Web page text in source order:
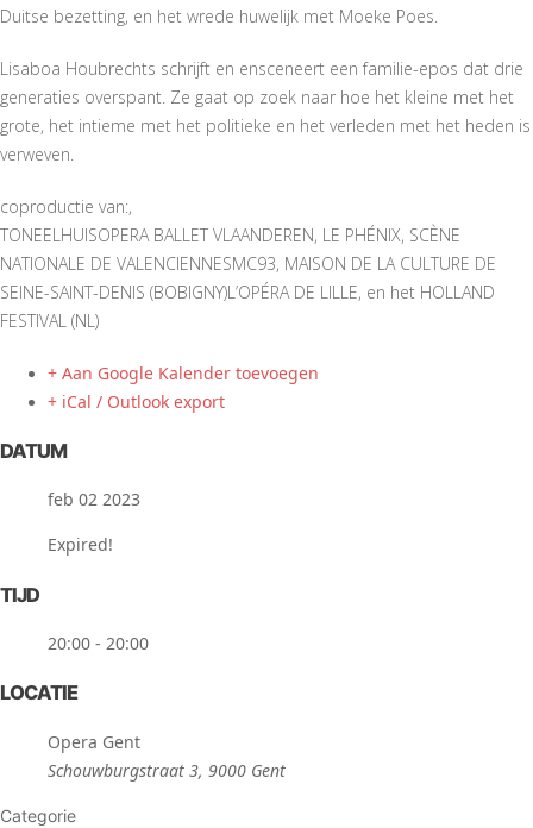
Duitse bezetting, en het wrede huwelijk met Moeke Poes.
Lisaboa Houbrechts schrijft en ensceneert een familie-epos dat drie
generaties overspant. Ze gaat op zoek naar hoe het kleine met het
grote, het intieme met het politieke en het verleden met het heden is
verweven.
coproductie van:,
TONEELHUISOPERA BALLET VLAANDEREN, LE PHÉNIX, SCÈNE
NATIONALE DE VALENCIENNESMC93, MAISON DE LA CULTURE DE
SEINE-SAINT-DENIS (BOBIGNY)L’OPÉRA DE LILLE, en het HOLLAND
FESTIVAL (NL)
+ Aan Google Kalender toevoegen
+ iCal / Outlook export
DATUM
feb 02 2023
Expired!
TIJD
20:00 - 20:00
LOCATIE
Opera Gent
Schouwburgstraat 3, 9000 Gent
Categorie